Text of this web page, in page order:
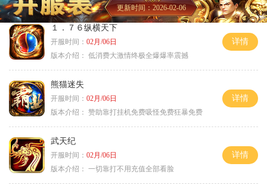
更新时间：2026-02-06
１．７６纵横天下
开服时间： 02月/06日
版本介绍： 低消费大激情终极全爆爆率震撼
详情
熊猫迷失
开服时间： 02月/06日
版本介绍： 赞助靠打挂机免费吸怪免费狂暴免费
详情
武天纪
开服时间： 02月/06日
版本介绍： 一切靠打不用充值全部看脸
详情